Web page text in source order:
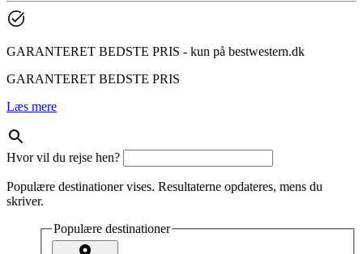
GARANTERET BEDSTE PRIS - kun på bestwestern.dk
GARANTERET BEDSTE PRIS
Læs mere
Hvor vil du rejse hen?
Populære destinationer vises. Resultaterne opdateres, mens du
skriver.
Populære destinationer